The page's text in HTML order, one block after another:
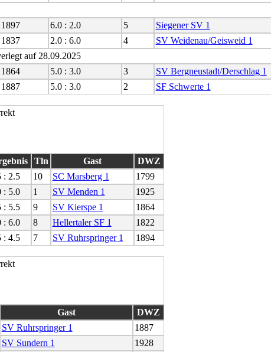
1897 6.0 : 2.0 5 Siegener SV 1
1837 2.0 : 6.0 4 SV Weidenau/Geisweid 1
auf 28.09.2025
1864 5.0 : 3.0 3 SV Bergneustadt/Derschlag 1
1887 5.0 : 3.0 2 SF Schwerte 1
Tln Gast
DWZ
: 2.5 10 SC Marsberg 1
1799
: 5.0 1 SV Menden 1
1925
: 5.5 9 SV Kierspe 1
1864
: 6.0 8 Hellertaler SF 1
1822
: 4.5 7 SV Ruhrspringer 1 1894
Gast
DWZ
SV Ruhrspringer 1
1887
SV Sundern 1
1928